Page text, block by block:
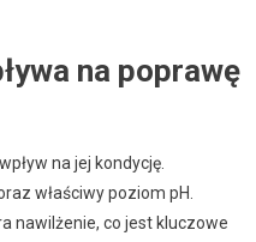
na poprawę
na jej kondycję.
właściwy poziom pH.
nawilżenie, co jest kluczowe